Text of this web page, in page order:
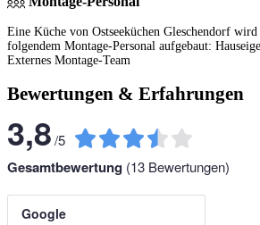
Eine Küche von Ostseeküchen Gleschendorf
folgendem Montage-Personal aufgebaut:
Externes Montage-Team
Bewertungen & Erfahrungen
3,8/5
Gesamtbewertung (13 Bewertungen)
Google